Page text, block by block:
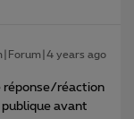
years ago
réponse/réaction
avant